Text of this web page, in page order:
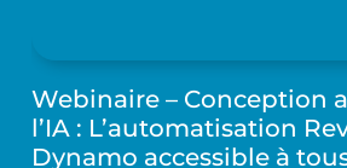
Webinaire – Conception
l’IA : L’automatisation
Dynamo accessible à